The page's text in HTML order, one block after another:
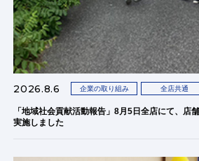
2026.8.6 企業の取り組み 全店共通
「地域社会貢献活動報告」8月5日全店にて、店
実施しました